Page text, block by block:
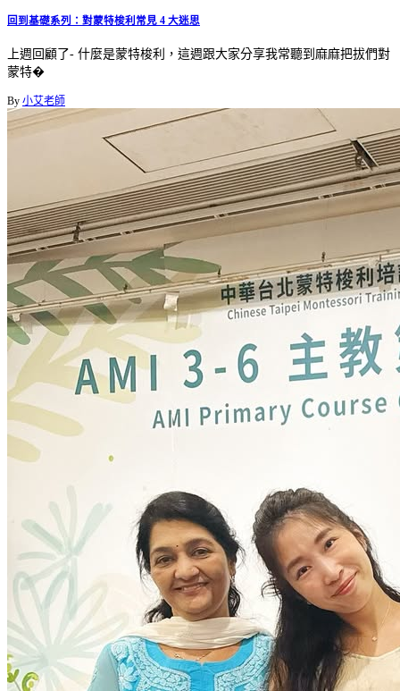
回到基礎系列：對蒙特梭利常見 4 大迷思
上週回顧了- 什麼是蒙特梭利，這週跟大家分享我常聽到麻麻把拔們對
蒙特�
By 小艾老師